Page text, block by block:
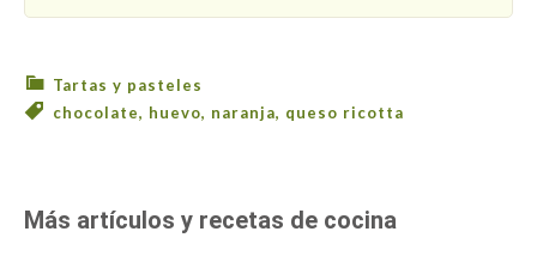
Tartas y pasteles
chocolate, huevo, naranja, queso ricotta
Más artículos y recetas de cocina